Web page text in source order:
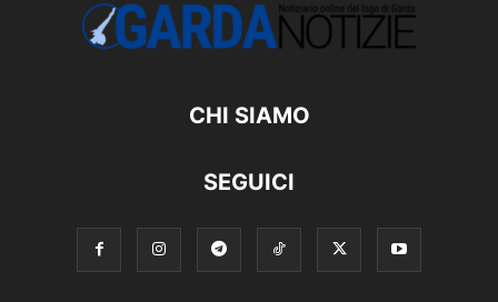
CHI SIAMO
SEGUICI